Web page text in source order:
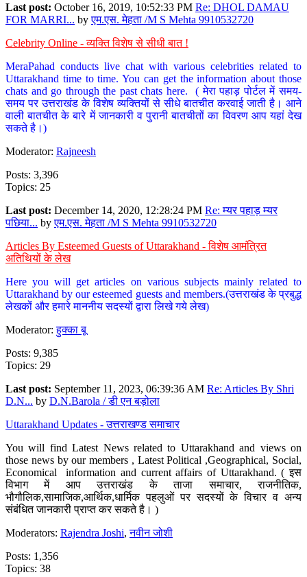
Last post: October 16, 2019, 10:52:33 PM Re: DHOL DAMAU
FOR MARRI... byएम.एस. मेहता /M S Mehta 9910532720
Celebrity Online - व्यक्ति विशेष से सीधी बात !
MeraPahad conducts live chat with various celebrities related to
Uttarakhand time to time. You can get the information about those
chats and go through the past chats here. ( मेरा पहाड़ पोर्टल में समय-
समय पर उत्तराखंड के विशेष व्यक्तियों से सीधे बातचीत करवाई जाती है। आने
वाली बातचीत के बारे में जानकारी व पुरानी बातचीतों का विवरण आप यहां देख
सकते है।)
Moderator: Rajneesh
Posts: 3,396
Topics: 25
Last post: December 14, 2020, 12:28:24 PM Re: म्यर पहाड़ म्यर
पछिया... byएम.एस. मेहता /M S Mehta 9910532720
Articles By Esteemed Guests of Uttarakhand - विशेष आमंत्रित
अतिथियों के लेख
Here you will get articles on various subjects mainly related to
Uttarakhand by our esteemed guests and members.(उत्तराखंड के प्रबुद्ध
लेखकों और हमारे माननीय सदस्यों द्वारा लिखे गये लेख)
Moderator:हुक्का बू
Posts: 9,385
Topics: 29
Last post: September 11, 2023, 06:39:36 AM Re: Articles By Shri
D.N... by D.N.Barola / डी एन बड़ोला
Uttarakhand Updates - उत्तराखण्ड समाचार
You will find Latest News related to Uttarakhand and views on
those news by our members , Latest Political ,Geographical, Social,
Economical information and current affairs of Uttarakhand. ( इस
विभाग में आप उत्तराखंड के ताजा समाचार, राजनीतिक,
भौगौलिक,सामाजिक,आर्थिक,धार्मिक पहलुओं पर सदस्यों के विचार व अन्य
संबंधित जानकारी प्राप्त कर सकते है। )
Moderators: Rajendra Joshi,नवीन जोशी
Posts: 1,356
Topics: 38